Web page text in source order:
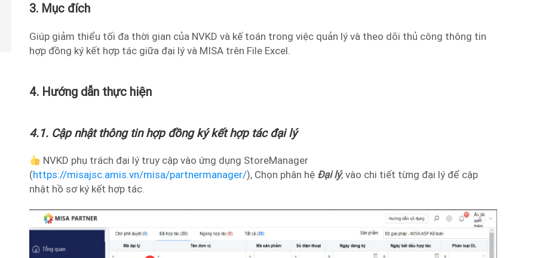
3. Mục đích
Giúp giảm thiểu tối đa thời gian của NVKD và kế toán trong việc quản lý và theo dõi thủ công thông tin
hợp đồng ký kết hợp tác giữa đại lý và MISA trên File Excel.
4. Hướng dẫn thực hiện
4.1. Cập nhật thông tin hợp đồng ký kết hợp tác đại lý
NVKD phụ trách đại lý truy cập vào ứng dụng StoreManager
(https://misajsc.amis.vn/misa/partnermanager/), Chọn phân hệ Đại lý, vào chi tiết từng đại lý để cập
nhật hồ sơ ký kết hợp tác.